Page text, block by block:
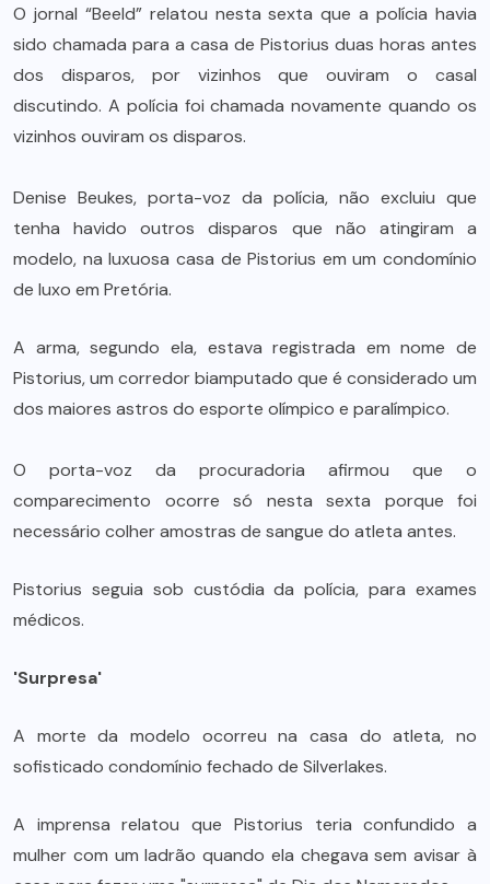
O jornal “Beeld” relatou nesta sexta que a polícia havia
sido chamada para a casa de Pistorius duas horas antes
dos disparos, por vizinhos que ouviram o casal
discutindo. A polícia foi chamada novamente quando os
vizinhos ouviram os disparos.
Denise Beukes, porta-voz da polícia, não excluiu que
tenha havido outros disparos que não atingiram a
modelo, na luxuosa casa de Pistorius em um condomínio
de luxo em Pretória.
A arma, segundo ela, estava registrada em nome de
Pistorius, um corredor biamputado que é considerado um
dos maiores astros do esporte olímpico e paralímpico.
O porta-voz da procuradoria afirmou que o
comparecimento ocorre só nesta sexta porque foi
necessário colher amostras de sangue do atleta antes.
Pistorius seguia sob custódia da polícia, para exames
médicos.
'Surpresa'
A morte da modelo ocorreu na casa do atleta, no
sofisticado condomínio fechado de Silverlakes.
A imprensa relatou que Pistorius teria confundido a
mulher com um ladrão quando ela chegava sem avisar à